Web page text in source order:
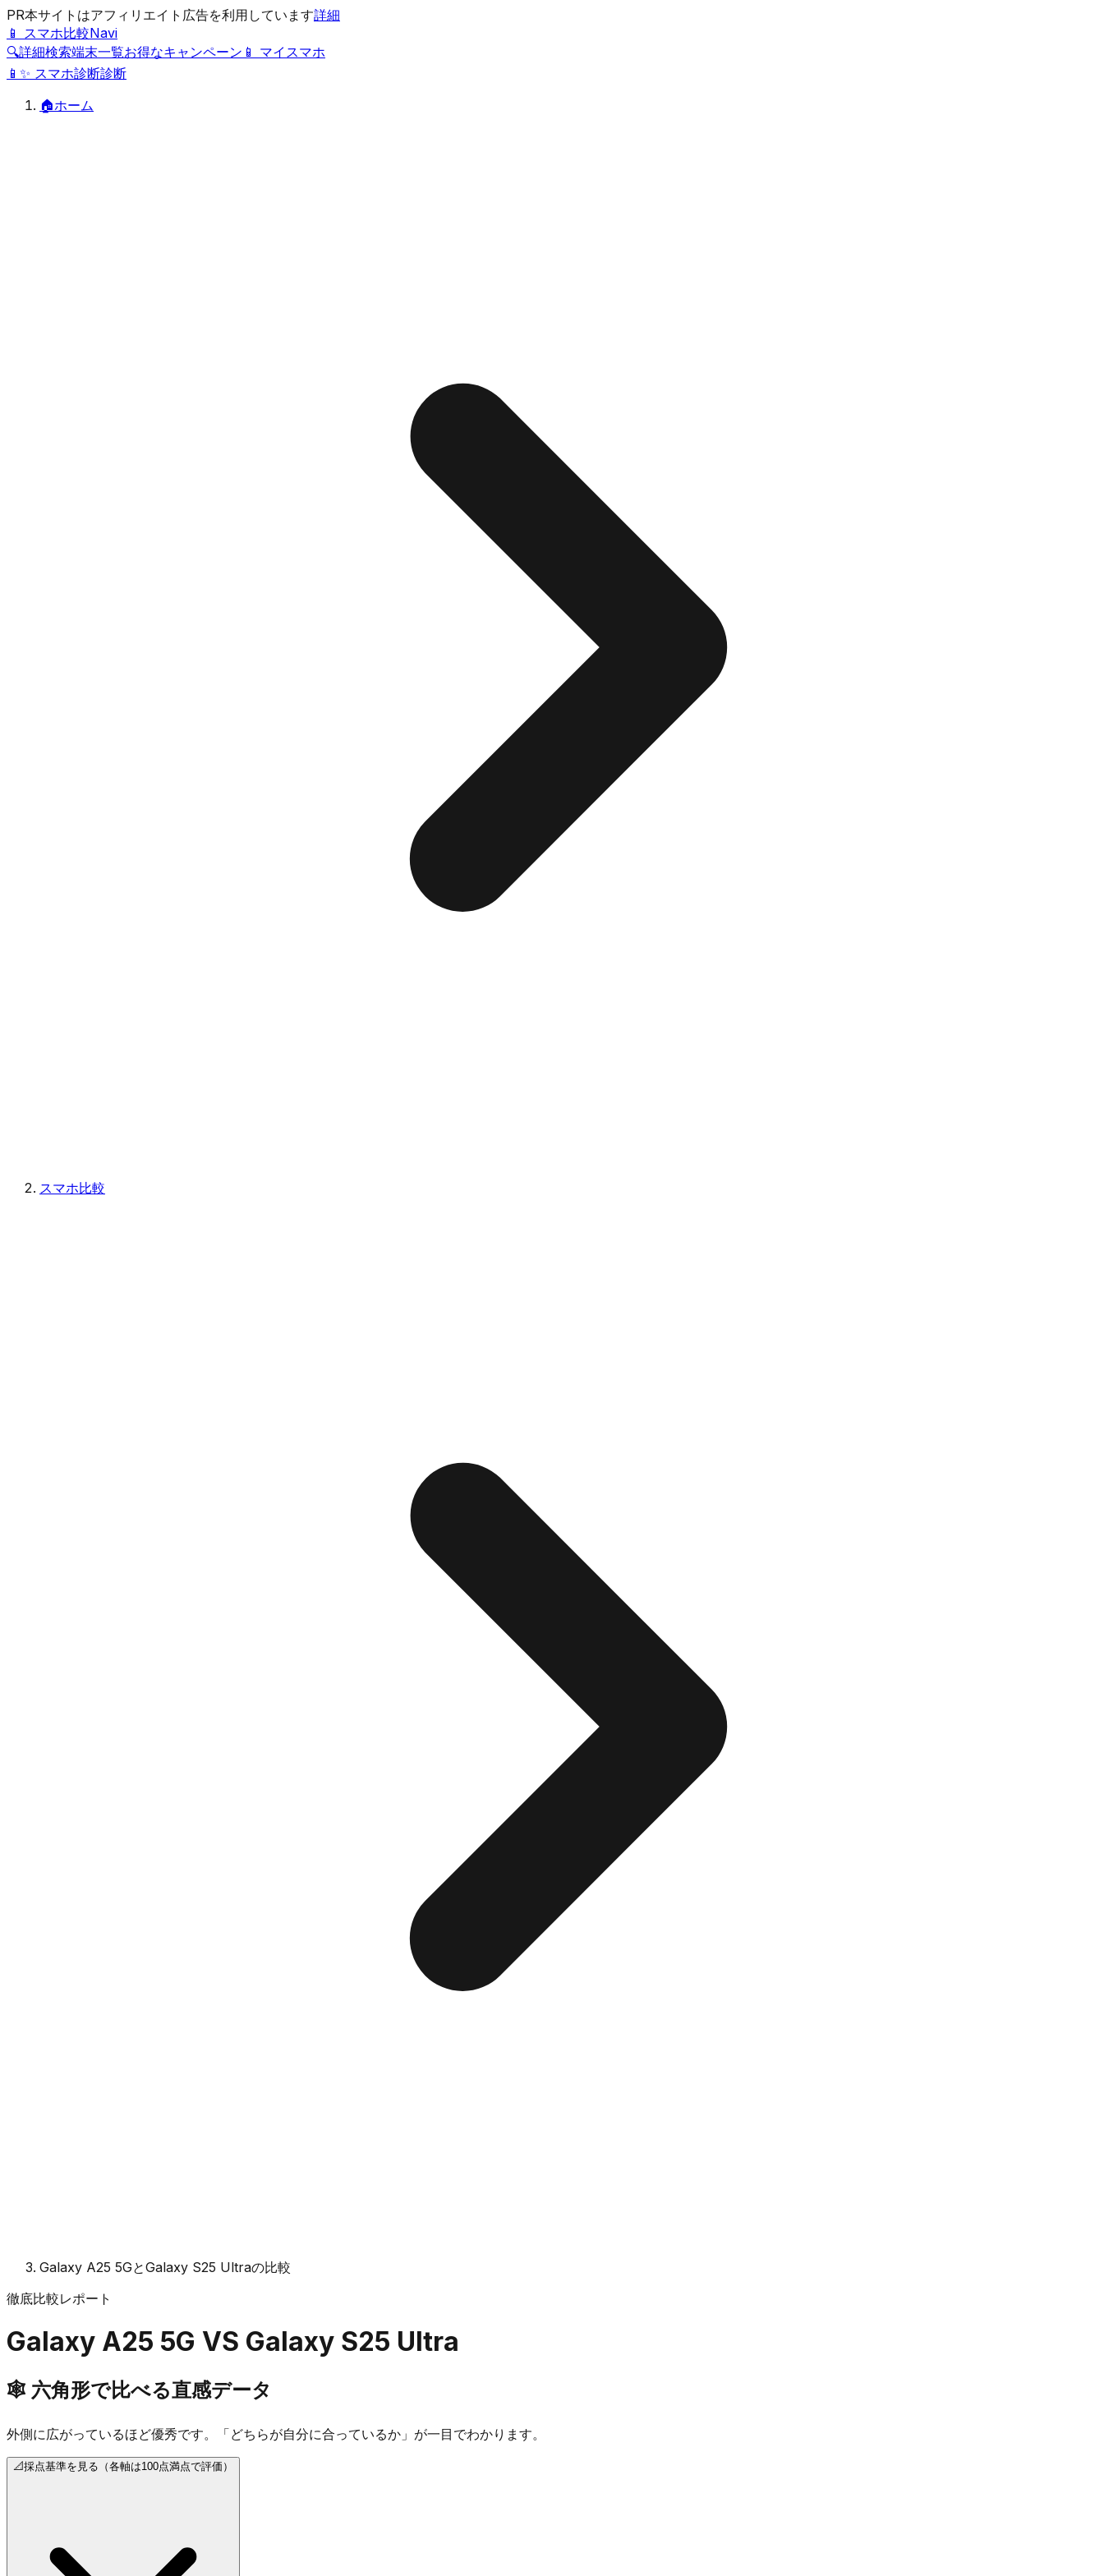
PR本サイトはアフィリエイト広告を利用しています詳細
📱 スマホ比較Navi
🔍詳細検索端末一覧お得なキャンペーン 📱 マイスマホ
📱 ✨ スマホ診断診断
🏠ホーム
スマホ比較
Galaxy A25 5GとGalaxy S25 Ultraの比較
徹底比較レポート
Galaxy A25 5G VS Galaxy S25 Ultra
🕸️ 六角形で比べる直感データ
外側に広がっているほど優秀です。「どちらが自分に合っているか」が一目でわかります。
📐採点基準を見る（各軸は100点満点で評価）